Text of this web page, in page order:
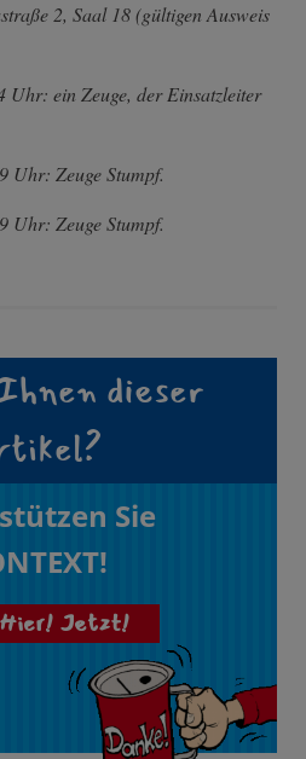
2, Saal 18 (gültigen Ausweis
Uhr: ein Zeuge, der Einsatzleiter
Uhr: Zeuge Stumpf.
Uhr: Zeuge Stumpf.
dieser
Sie
Jetzt!